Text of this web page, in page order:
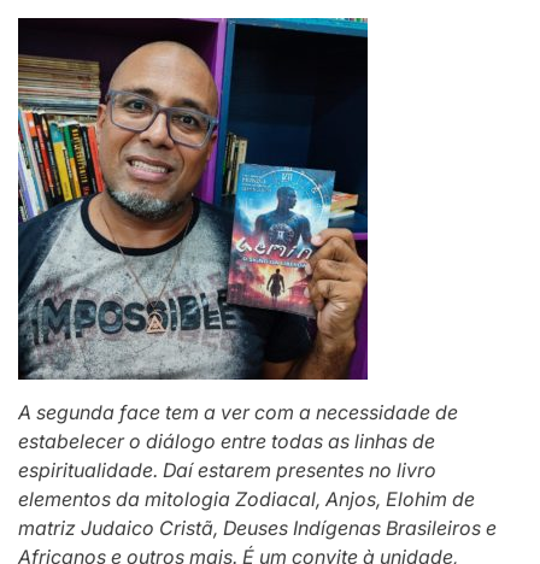
A segunda face tem a ver com a necessidade de
estabelecer o diálogo entre todas as linhas de
espiritualidade. Daí estarem presentes no livro
elementos da mitologia Zodiacal, Anjos, Elohim de
matriz Judaico Cristã, Deuses Indígenas Brasileiros e
Africanos e outros mais. É um convite à unidade,